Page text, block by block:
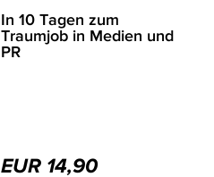
In 10 Tagen zum
Traumjob in Medien und
PR
EUR 14,90